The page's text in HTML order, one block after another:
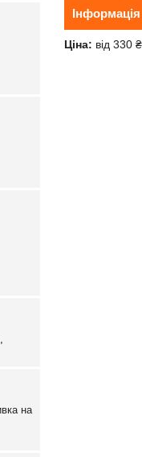
Ціна: від 330 ₴
на